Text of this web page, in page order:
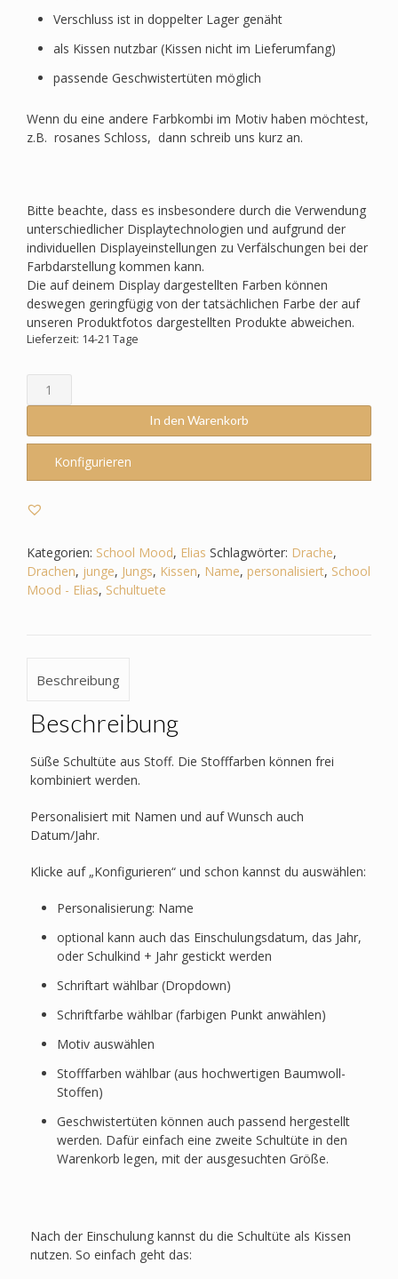
Verschluss ist in doppelter Lager genäht
als Kissen nutzbar (Kissen nicht im Lieferumfang)
passende Geschwistertüten möglich
Wenn du eine andere Farbkombi im Motiv haben möchtest,
z.B. rosanes Schloss, dann schreib uns kurz an.
Bitte beachte, dass es insbesondere durch die Verwendung
unterschiedlicher Displaytechnologien und aufgrund der
individuellen Displayeinstellungen zu Verfälschungen bei der
Farbdarstellung kommen kann.
Die auf deinem Display dargestellten Farben können
deswegen geringfügig von der tatsächlichen Farbe der auf
unseren Produktfotos dargestellten Produkte abweichen.
Lieferzeit: 14-21 Tage
Schultüte
passend
School
Mood
-
-
-
Feuerspuckend
Menge
In den Warenkorb
Konfigurieren
Kategorien: School Mood, Elias Schlagwörter: Drache,
Drachen, junge, Jungs, Kissen, Name, personalisiert, School
Mood - Elias, Schultuete
Beschreibung
Beschreibung
Süße Schultüte aus Stoff. Die Stofffarben können frei
kombiniert werden.
Personalisiert mit Namen und auf Wunsch auch
Datum/Jahr.
Klicke auf „Konfigurieren“ und schon kannst du auswählen:
Personalisierung: Name
optional kann auch das Einschulungsdatum, das Jahr,
oder Schulkind + Jahr gestickt werden
Schriftart wählbar (Dropdown)
Schriftfarbe wählbar (farbigen Punkt anwählen)
Motiv auswählen
Stofffarben wählbar (aus hochwertigen Baumwoll-
Stoffen)
Geschwistertüten können auch passend hergestellt
werden. Dafür einfach eine zweite Schultüte in den
Warenkorb legen, mit der ausgesuchten Größe.
Nach der Einschulung kannst du die Schultüte als Kissen
nutzen. So einfach geht das: